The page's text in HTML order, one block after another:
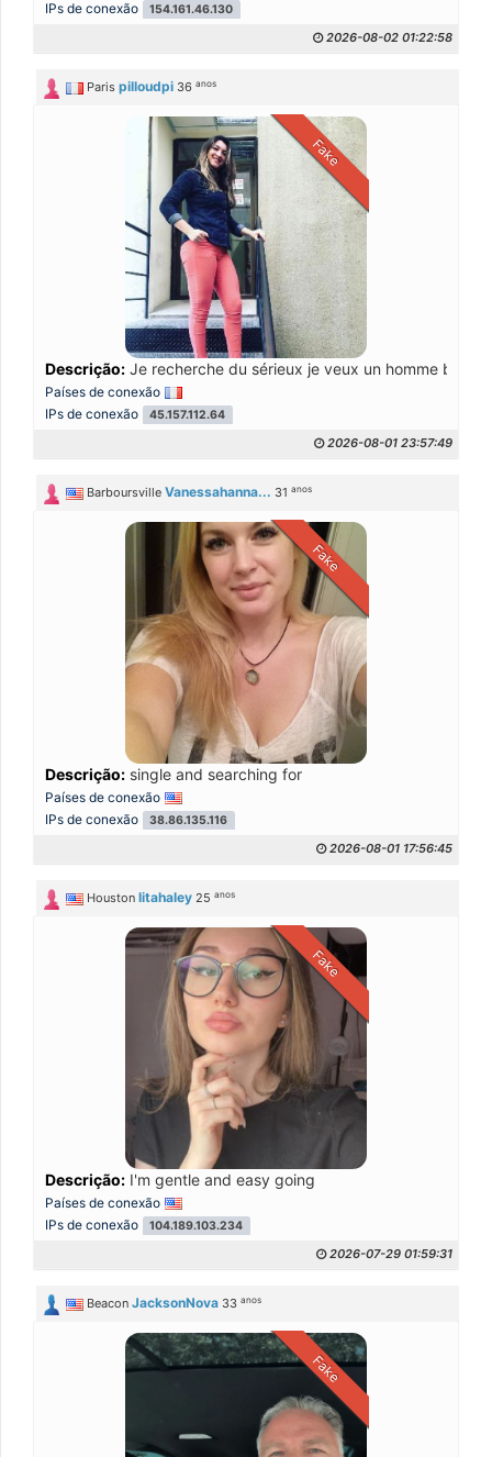
IPs de conexão 154.161.46.130
2026-08-02 01:22:58
Paris pilloudpi 36anos
Fake
Descrição: Je recherche du sérieux je veux un homme bien
Países de conexão
IPs de conexão
45.157.112.64
2026-08-01 23:57:49
Barboursville Vanessahanna... 31anos
Fake
Descrição: single and searching for
Países de conexão
IPs de conexão
38.86.135.116
2026-08-01 17:56:45
Houston litahaley 25anos
Fake
Descrição: I'm gentle and easy going
Países de conexão
IPs de conexão
104.189.103.234
2026-07-29 01:59:31
Beacon JacksonNova 33anos
Fake